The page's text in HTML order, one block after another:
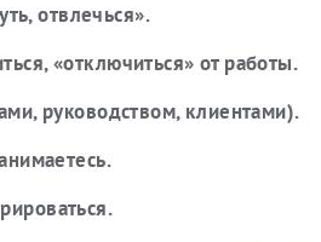
отвлечься».
«отключиться» от работы.
руководством, клиентами).